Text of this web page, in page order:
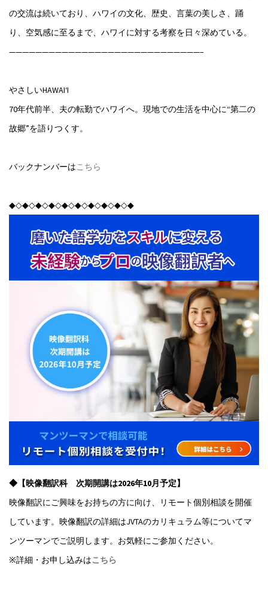
の交流は続いており、ハワイの文化、歴史、言葉の美しさ、踊
り、空気感に至るまで、ハワイに対する考察を日々深めている。
—————————————————————————————–
やさしいHAWAI‘I
70年代前半、夫の転勤でハワイへ。現地での生活を中心に“第二の
故郷”を語りつくす。
バックナンバーはこちら
◆◇◆◇◆◇◆◇◆◇◆◇◆◇◆◇◆◇◆
◆【映像翻訳科 次期開講は2026年10月予定】
映像翻訳にご興味をお持ちの方に向け、リモート個別相談を開催
しています。映像翻訳の詳細はJVTAのカリキュラム等についてマ
ンツーマンでご説明します。お気軽にご参加ください。
※詳細・お申し込みはこちら